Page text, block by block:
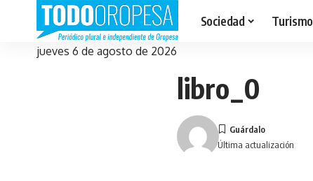
Sociedad Turismo
jueves 6 de agosto de 2026
libro_0
Última actualización